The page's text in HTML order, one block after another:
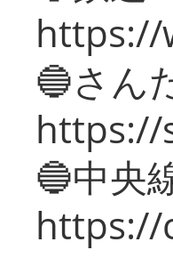
🔵さん
https://
🔵中央
https://